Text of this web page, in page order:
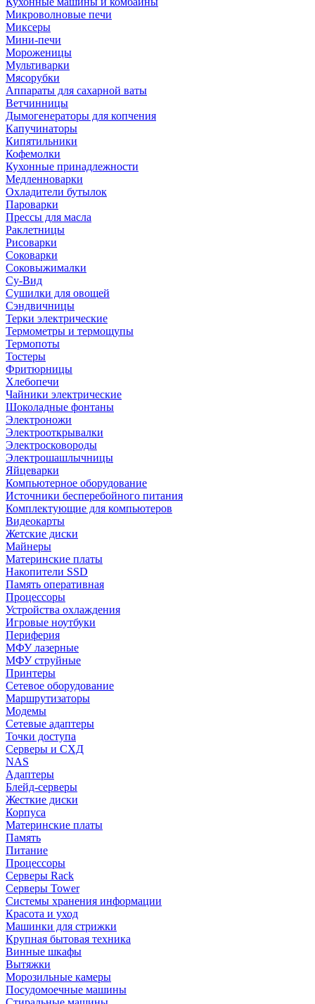
Микроволновые печи
Миксеры
Мини-печи
Мороженицы
Мультиварки
Мясорубки
Аппараты для сахарной ваты
Ветчинницы
Дымогенераторы для копчения
Капучинаторы
Кипятильники
Кофемолки
Кухонные принадлежности
Медленноварки
Охладители бутылок
Пароварки
Прессы для масла
Раклетницы
Рисоварки
Соковарки
Соковыжималки
Су-Вид
Сушилки для овощей
Сэндвичницы
Терки электрические
Термометры и термощупы
Термопоты
Тостеры
Фритюрницы
Хлебопечи
Чайники электрические
Шоколадные фонтаны
Электроножи
Электрооткрывалки
Электросковороды
Электрошашлычницы
Яйцеварки
Компьютерное оборудование
Источники бесперебойного питания
Комплектующие для компьютеров
Видеокарты
Жетские диски
Майнеры
Материнские платы
Накопители SSD
Память оперативная
Процессоры
Устройства охлаждения
Игровые ноутбуки
Периферия
МФУ лазерные
МФУ струйные
Принтеры
Сетевое оборудование
Маршрутизаторы
Модемы
Сетевые адаптеры
Точки доступа
Серверы и СХД
NAS
Адаптеры
Блейд-серверы
Жесткие диски
Корпуса
Материнские платы
Память
Питание
Процессоры
Серверы Rack
Серверы Tower
Системы хранения информации
Красота и уход
Машинки для стрижки
Крупная бытовая техника
Винные шкафы
Вытяжки
Морозильные камеры
Посудомоечные машины